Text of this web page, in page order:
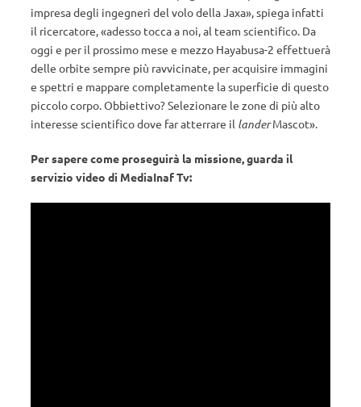
impresa degli ingegneri del volo della Jaxa», spiega infatti
il ricercatore, «adesso tocca a noi, al team scientifico. Da
oggi e per il prossimo mese e mezzo Hayabusa-2 effettuerà
delle orbite sempre più ravvicinate, per acquisire immagini
e spettri e mappare completamente la superficie di questo
piccolo corpo. Obbiettivo? Selezionare le zone di più alto
interesse scientifico dove far atterrare il landerMascot».
Per sapere come proseguirà la missione, guarda il
servizio video di MediaInaf Tv: